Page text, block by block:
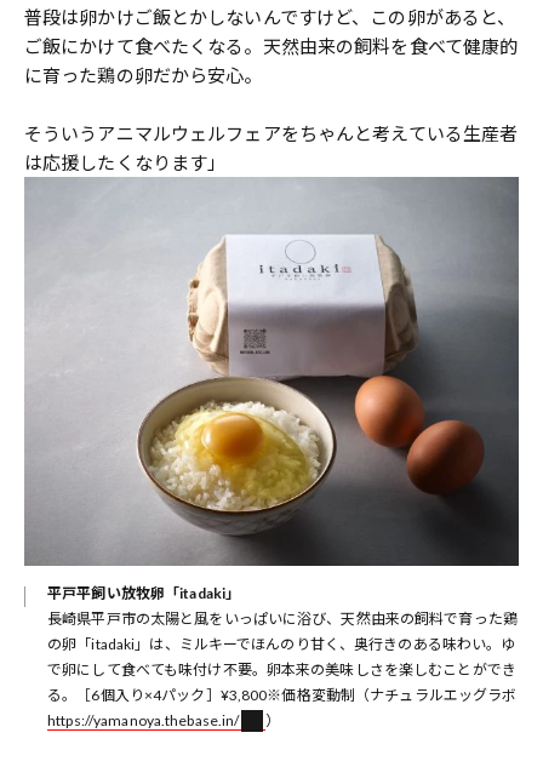
普段は卵かけご飯とかしないんですけど、この卵があると、
ご飯にかけて食べたくなる。天然由来の飼料を食べて健康的
に育った鶏の卵だから安心。
そういうアニマルウェルフェアをちゃんと考えている生産者
は応援したくなります」
平戸平飼い放牧卵「itadaki」
長崎県平戸市の太陽と風をいっぱいに浴び、天然由来の飼料で育った鶏
の卵「itadaki」は、ミルキーでほんのり甘く、奥行きのある味わい。ゆ
で卵にして食べても味付け不要。卵本来の美味しさを楽しむことができ
る。［6個入り×4パック］¥3,800※価格変動制（ナチュラルエッグラボ
https://yamanoya.thebase.in/
）